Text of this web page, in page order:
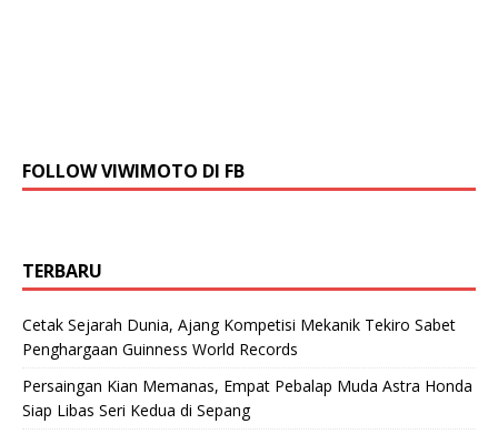
FOLLOW VIWIMOTO DI FB
TERBARU
Cetak Sejarah Dunia, Ajang Kompetisi Mekanik Tekiro Sabet
Penghargaan Guinness World Records
Persaingan Kian Memanas, Empat Pebalap Muda Astra Honda
Siap Libas Seri Kedua di Sepang